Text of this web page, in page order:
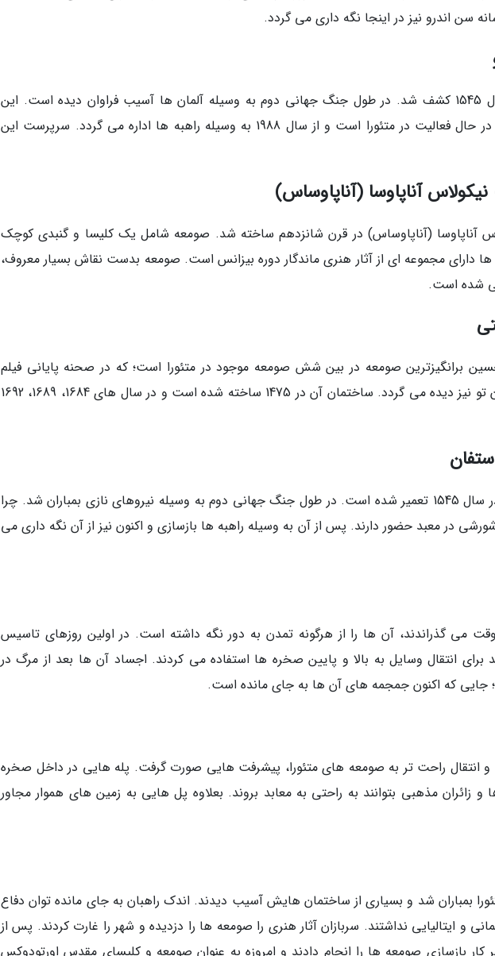
سن اندرو نیز در اینجا نگه داری می گردد.
صومعه مقدس روزانو در سال 1545 کشف شد. در طول جنگ جهانی دوم به وسیله آلمان ها آسیب فراوان دیده است. این
صومعه یکی از اندک معابد در حال فعالیت در متئورا است و از سال 1988 به وسیله راهبه ها اداره می گردد. سرپرست این
آناپاوسا (آناپاوساس)
(آناپاوساس) در قرن شانزدهم ساخته شد. صومعه شامل یک کلیسا و گنبدی کوچک
مجموعه ای از آثار هنری ماندگار دوره بیزانس است. صومعه بدست نقاش بسیار معروف،
شده است.
برانگیزترین صومعه در بین شش صومعه موجود در متئورا است؛ که در صحنه پایانی فیلم
جیمز باند، فقط برای چشمان تو نیز دیده می گردد. ساختمان آن در 1475 ساخته شده است و در سال های 1684، 1689، 1692
در قرن شانزدهم ساخته و در سال 1545 تعمیر شده است. در طول جنگ جهانی دوم به وسیله نیروهای نازی بمباران شد. چرا
در معبد حضور دارند. پس از آن به وسیله راهبه ها بازسازی و اکنون نیز از آن نگه داری می
وقت می گذراندند، آن ها را از هرگونه تمدن به دور نگه داشته است. در اولین روزهای تاسیس
برای انتقال وسایل به بالا و پایین صخره ها استفاده می کردند. اجساد آن ها بعد از مرگ در
جایی که اکنون جمجمه های آن ها به جای مانده است.
دسترسی و انتقال راحت تر به صومعه های متئورا، پیشرفت هایی صورت گرفت. پله هایی در داخل صخره
زائران مذهبی بتوانند به راحتی به معابد بروند. بعلاوه پل هایی به زمین های هموار مجاور
بمباران شد و بسیاری از ساختمان هایش آسیب دیدند. اندک راهبان به جای مانده توان دفاع
و ایتالیایی نداشتند. سربازان آثار هنری را صومعه ها را دزدیده و شهر را غارت کردند. پس از
بازسازی صومعه ها را انجام دادند و امروزه به عنوان صومعه و کلیسای مقدس اورتودوکس